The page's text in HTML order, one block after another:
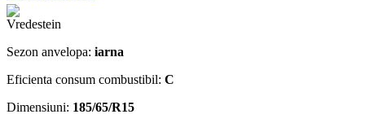
Sezon anvelopa: iarna
Eficienta consum combustibil: C
Dimensiuni: 185/65/R15